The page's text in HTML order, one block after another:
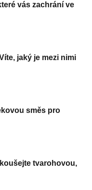
vás zachrání ve
jaký je mezi nimi
směs pro
tvarohovou,